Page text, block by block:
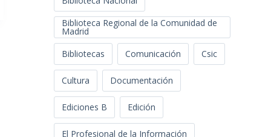
Biblioteca Regional de la Comunidad de
Madrid
Bibliotecas
Comunicación Csic
Cultura Documentación
Ediciones B Edición
El Profesional de la Información